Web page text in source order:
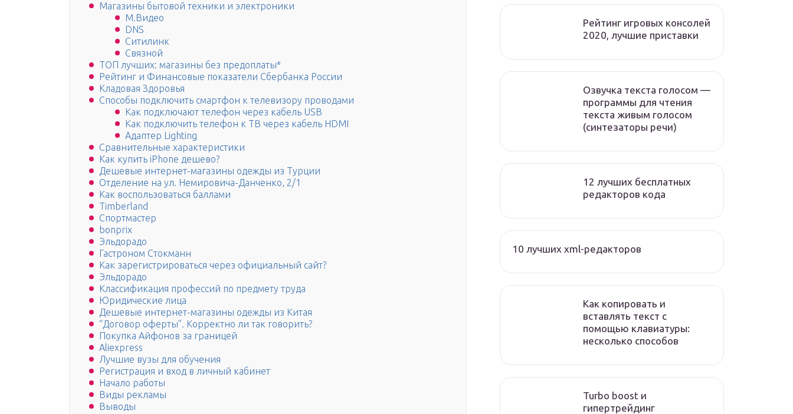
Магазины бытовой техники и электроники
М.Видео
DNS
Ситилинк
Связной
ТОП лучших: магазины без предоплаты*
Рейтинг и Финансовые показатели Сбербанка России
Кладовая Здоровья
Способы подключить смартфон к телевизору проводами
Как подключают телефон через кабель USB
Как подключить телефон к ТВ через кабель HDMI
Адаптер Lighting
Сравнительные характеристики
Как купить iPhone дешево?
Дешевые интернет-магазины одежды из Турции
Отделение на ул. Немировича-Данченко, 2/1
Как воспользоваться баллами
Timberland
Спортмастер
bonprix
Эльдорадо
Гастроном Стокманн
Как зарегистрироваться через официальный сайт?
Эльдорадо
Классификация профессий по предмету труда
Юридические лица
Дешевые интернет-магазины одежды из Китая
“Договор оферты”. Корректно ли так говорить?
Покупка Айфонов за границей
Aliexpress
Лучшие вузы для обучения
Регистрация и вход в личный кабинет
Начало работы
Виды рекламы
Выводы
Рейтинг игровых консолей
2020, лучшие приставки
Озвучка текста голосом —
программы для чтения
текста живым голосом
(синтезаторы речи)
12 лучших бесплатных
редакторов кода
10 лучших xml-редакторов
Как копировать и
вставлять текст с
помощью клавиатуры:
несколько способов
Turbo boost и
гипертрейдинг